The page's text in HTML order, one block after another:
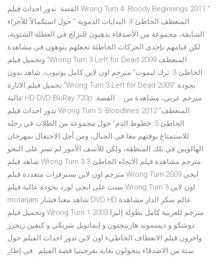
القصة. تدور احداث فيلم Wrong Turn 4: Bloody Beginnings 2011 ”
المنعطف الخاطئ 4: البدايات الدموية ” حول استكمالاً للأجزاء
السابقة، مجموعة من الأصدقاء يذهبون للتزلج في العطلة الشتوية،
لكن قيامهم بإحدى الحركات الخاطئة تجعلهم يتوهون في مشاهدة
وتحميل فيلم "Wrong Turn 3 Left for Dead 2009 المنعطف
الخاطئ 3: ترك ليموت" مترجم اون لاين كامل يوتيوب، شاهد بدون
تحميل فيلم الاثارة "Wrong Turn 3 Left for Dead 2009" بجودة
عالية HD DVD BluRay 720p مترجم عربي، مشاهدة من … القصة.
تدور احداث فيلم Wrong Turn 5: Bloodlines 2012 “المنعطف
الخاطئ 5: خطوط الدم” حول مجموعة من الطلاب في رحلة
للاستمتاع بوقتهم معا في الجبال، ومن أجل الاحتفال بمهرجان
الهالويين في تلك المنطقة، ولكن للأسف الأمور لم تسر على النحو
شاهد فيلم Wrong Turn 3 مترجم مشاهدة فيلم الاتجاه الخاطئ 3
مترجم اون لاين بسيرفرات متعددة فيلم Wrong Turn 2009 ايجي
بست على ايجي لورد بجودة عالية فيلم Wrong Turn 3 اون لاين
motarjam شاهد معنا فشار DVD HD عالم سكر الدار مشاهدة
وتحميل فيلم Wrong Turn 1 2003 مترجم للعربية كامل بطولة إليزا
دوشكو و ديسموند هارينجتون و إيمانويل شريكي و كيفين زيجرز
واخرون فيلم الانعطاف الخاطيء اون لاين تدور احداث الفيلم حول
ستة من الاصدقاء يتجولون بغابة بفرجينيا قصة الفيلم : في إطار